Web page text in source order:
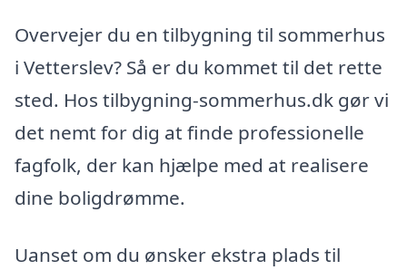
Overvejer du en tilbygning til sommerhus
i Vetterslev? Så er du kommet til det rette
sted. Hos tilbygning-sommerhus.dk gør vi
det nemt for dig at finde professionelle
fagfolk, der kan hjælpe med at realisere
dine boligdrømme.
Uanset om du ønsker ekstra plads til